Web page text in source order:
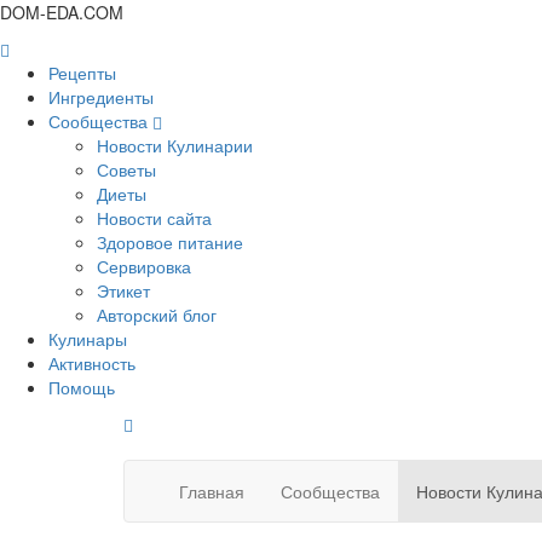
DOM-EDA.COM
Рецепты
Ингредиенты
Сообщества
Новости Кулинарии
Советы
Диеты
Новости сайта
Здоровое питание
Сервировка
Этикет
Авторский блог
Кулинары
Активность
Помощь
Главная Сообщества Новости